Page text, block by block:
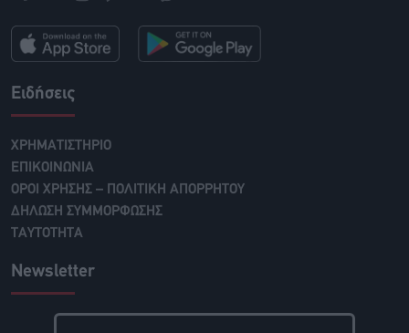
Ειδήσεις
ΧΡΗΜΑΤΙΣΤΗΡΙΟ
ΕΠΙΚΟΙΝΩΝΙΑ
ΟΡΟΙ ΧΡΗΣΗΣ – ΠΟΛΙΤΙΚΗ ΑΠΟΡΡΗΤΟΥ
ΔΗΛΩΣΗ ΣΥΜΜΟΡΦΩΣΗΣ
ΤΑΥΤΟΤΗΤΑ
Newsletter